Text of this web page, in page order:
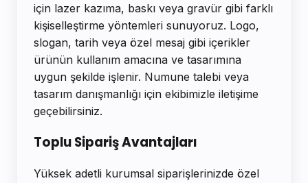
için lazer kazıma, baskı veya gravür gibi farklı
kişiselleştirme yöntemleri sunuyoruz. Logo,
slogan, tarih veya özel mesaj gibi içerikler
ürünün kullanım amacına ve tasarımına
uygun şekilde işlenir. Numune talebi veya
tasarım danışmanlığı için ekibimizle iletişime
geçebilirsiniz.
Toplu Sipariş Avantajları
Yüksek adetli kurumsal siparişlerinizde özel